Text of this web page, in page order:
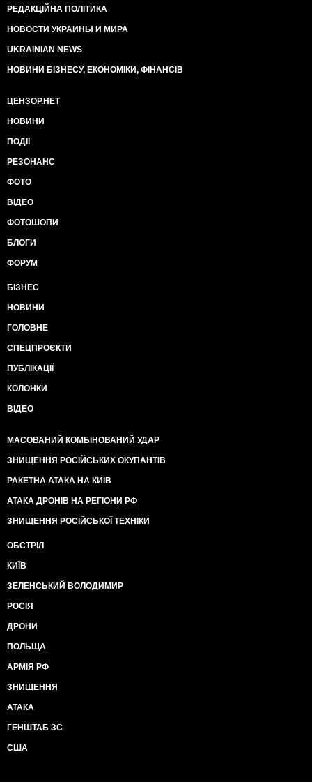
РЕДАКЦІЙНА ПОЛІТИКА
НОВОСТИ УКРАИНЫ И МИРА
UKRAINIAN NEWS
НОВИНИ БІЗНЕСУ, ЕКОНОМІКИ, ФІНАНСІВ
ЦЕНЗОР.НЕТ
НОВИНИ
ПОДІЇ
РЕЗОНАНС
ФОТО
ВІДЕО
ФОТОШОПИ
БЛОГИ
ФОРУМ
БІЗНЕС
НОВИНИ
ГОЛОВНЕ
СПЕЦПРОЄКТИ
ПУБЛІКАЦІЇ
КОЛОНКИ
ВІДЕО
МАСОВАНИЙ КОМБІНОВАНИЙ УДАР
ЗНИЩЕННЯ РОСІЙСЬКИХ ОКУПАНТІВ
РАКЕТНА АТАКА НА КИЇВ
АТАКА ДРОНІВ НА РЕГІОНИ РФ
ЗНИЩЕННЯ РОСІЙСЬКОЇ ТЕХНІКИ
ОБСТРІЛ
КИЇВ
ЗЕЛЕНСЬКИЙ ВОЛОДИМИР
РОСІЯ
ДРОНИ
ПОЛЬЩА
АРМІЯ РФ
ЗНИЩЕННЯ
АТАКА
ГЕНШТАБ ЗС
США